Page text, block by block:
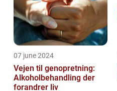
07 june 2024
Vejen til genopretning:
Alkoholbehandling der
forandrer liv